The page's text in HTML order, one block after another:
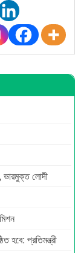
ভারমুক্ত লোদী
হবে: প্রতিমন্ত্রী